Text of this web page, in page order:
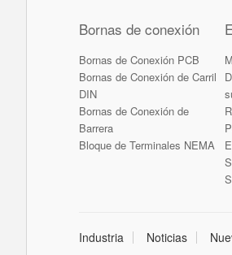
Bornas de conexión
Bornas de Conexión PCB
Bornas de Conexión de Carril
DIN
Bornas de Conexión de
Barrera
Bloque de Terminales NEMA
Industria Noticias